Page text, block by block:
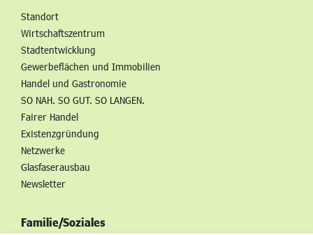
Standort
Wirtschaftszentrum
Stadtentwicklung
Gewerbeflächen und Immobilien
Handel und Gastronomie
SO NAH. SO GUT. SO LANGEN.
Fairer Handel
Existenzgründung
Netzwerke
Glasfaserausbau
Newsletter
Familie/Soziales